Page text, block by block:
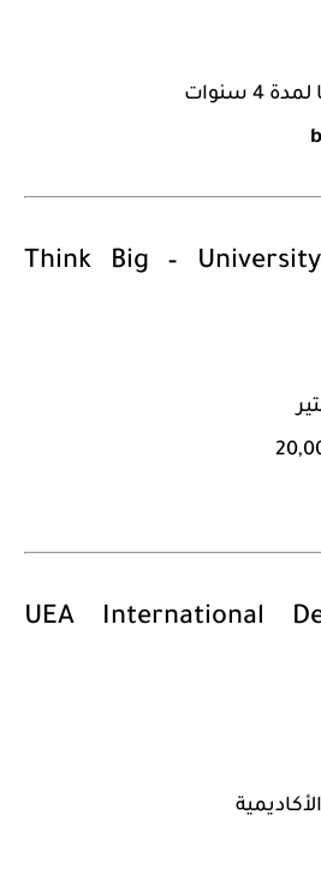
Think Big –
UEA International